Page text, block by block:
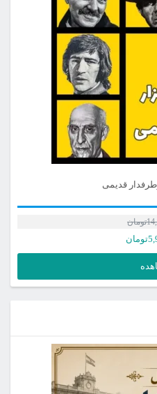
قدیمی
تومان
تومان